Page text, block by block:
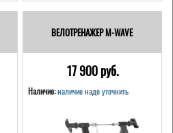
ВЕЛОТРЕНАЖЕР M-WAVE
17 900 pуб.
Наличие: наличие надо уточнить